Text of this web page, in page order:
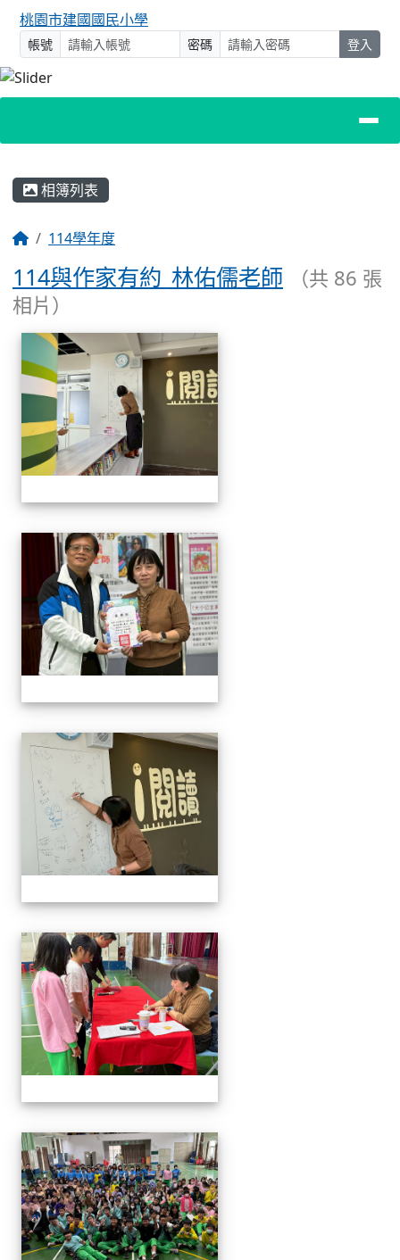
桃園市建國國民小學
帳號 密碼 登入
主內容區域
相簿列表
回首頁114學年度
114與作家有約_林佑儒老師
（共 86 張
相片）
相簿列表 114與作家有約_林佑儒老師
114與作家有約_林佑儒老師
114與作家有約_林佑儒老師
114與作家有約_林佑儒老師
114與作家有約_林佑儒老師